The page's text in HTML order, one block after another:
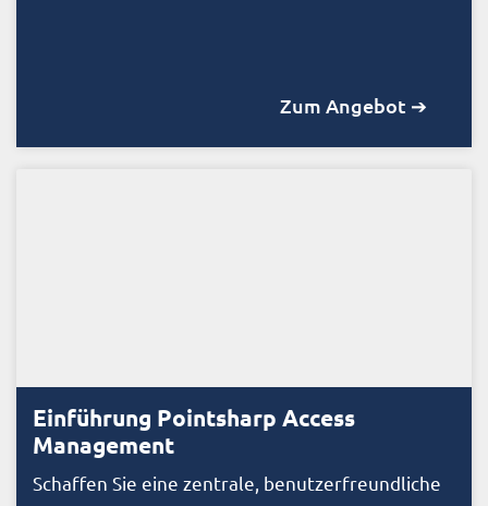
Zum Angebot ➔
Einführung Pointsharp Access
Management
Schaffen Sie eine zentrale, benutzerfreundliche